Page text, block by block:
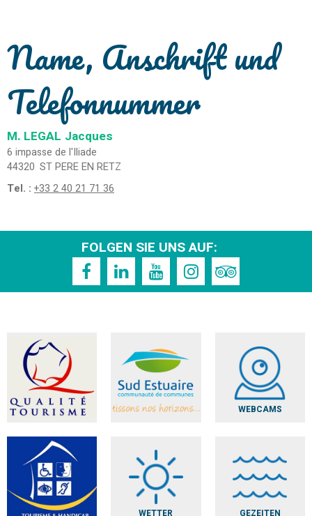
Name, Anschrift und
Telefonnummer
M. LEGAL Jacques
6 impasse de l'Iliade
44320 ST PERE EN RETZ
Tel. : +33 2 40 21 71 36
FOLGEN SIE UNS AUF:
WEBCAMS
WETTER GEZEITEN